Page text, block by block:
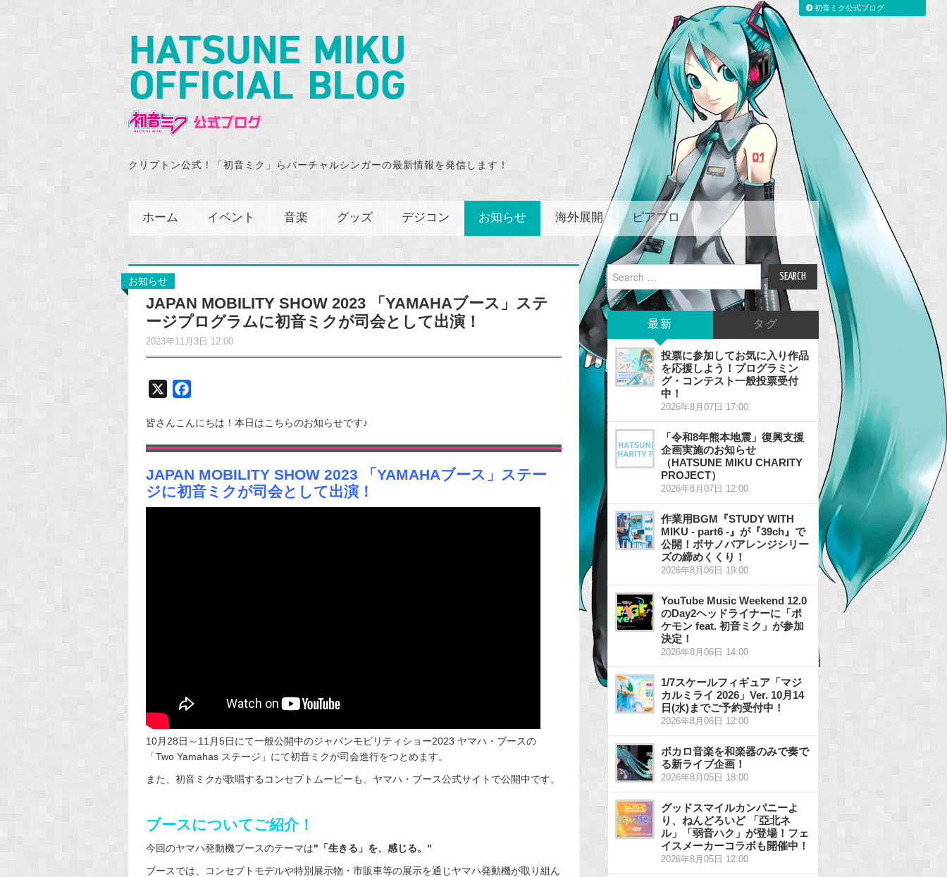
クリプトン公式！「初音ミク」らバーチャルシンガーの最新情報を発信します！
ホーム イベント 音楽 グッズ デジコン お知らせ 海外展開 ピアプロ
お知らせ
JAPAN MOBILITY SHOW 2023 「YAMAHAブース」ステ
ージプログラムに初音ミクが司会として出演！
2023年11月3日 12:00
c
e
o
o
皆さんこんにちは！本日はこちらのお知らせです♪
JAPAN MOBILITY SHOW 2023 「YAMAHAブース」ステー
ジに初音ミクが司会として出演！
10月28日～11月5日にて一般公開中のジャパンモビリティショー2023 ヤマハ・ブースの
「Two Yamahas ステージ」にて初音ミクが司会進行をつとめます。
また、初音ミクが歌唱するコンセプトムービーも、ヤマハ・ブース公式サイトで公開中です。
ブースについてご紹介！
今回のヤマハ発動機ブースのテーマは"「生きる」を、感じる。"
ブースでは、コンセプトモデルや特別展示物・市販車等の展示を通じヤマハ発動機が取り組ん
Search
for:
最新 タグ
投票に参加してお気に入り作品
を応援しよう！プログラミン
グ・コンテスト一般投票受付
中！
2026年8月07日 17:00
「令和8年熊本地震」復興支援
企画実施のお知らせ
（HATSUNE MIKU CHARITY
PROJECT）
2026年8月07日 12:00
作業用BGM『STUDY WITH
MIKU - part6 -』が『39ch』で
公開！ボサノバアレンジシリー
ズの締めくくり！
2026年8月06日 19:00
YouTube Music Weekend 12.0
のDay2ヘッドライナーに「ポ
ケモン feat. 初音ミク」が参加
決定！
2026年8月06日 14:00
1/7スケールフィギュア「マジ
カルミライ 2026」Ver. 10月14
日(水)までご予約受付中！
2026年8月06日 12:00
ボカロ音楽を和楽器のみで奏で
る新ライブ企画！
2026年8月05日 18:00
グッドスマイルカンパニーよ
り、ねんどろいど 「亞北ネ
ル」「弱音ハク」が登場！フェ
イスメーカーコラボも開催中！
2026年8月05日 12:00
初音ミク公式ブログ